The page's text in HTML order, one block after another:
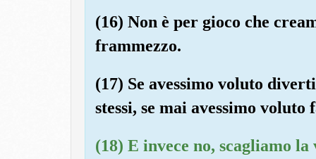
(16) Non è per gioco che
frammezzo.
(17) Se avessimo voluto
stessi, se mai avessimo voluto
(18) E invece no, scagliamo